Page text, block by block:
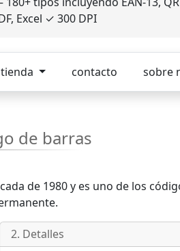
Excel ✓ 300 DPI
tienda contacto sobre
de barras
de 1980 y es uno de los
2. Detalles